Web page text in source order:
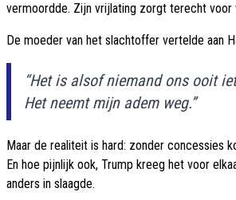
vermoordde. Zijn vrijlating zorgt terecht voor
De moeder van het slachtoffer vertelde aan
“Het is alsof niemand ons ooit
Het neemt mijn adem weg.”
Maar de realiteit is hard: zonder concessies
En hoe pijnlijk ook, Trump kreeg het voor
anders in slaagde.